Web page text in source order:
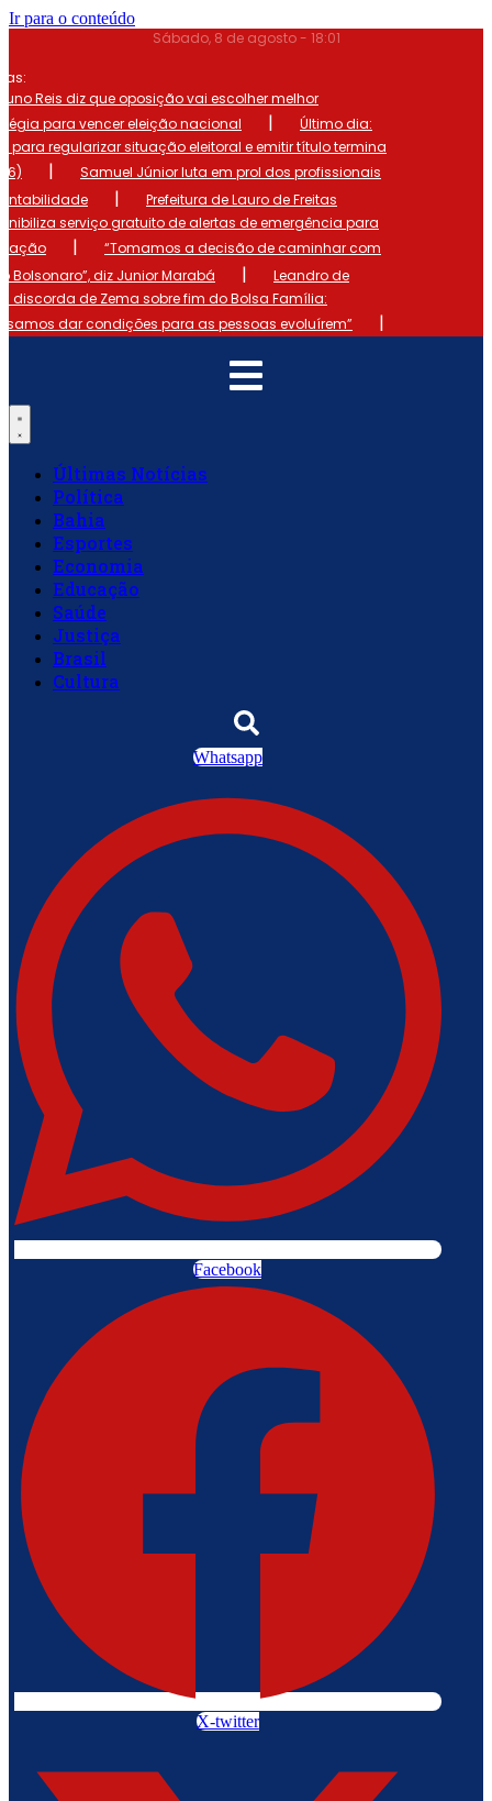
Ir para o conteúdo
Sábado, 8 de agosto - 18:01
Reis diz que oposição vai escolher melhor
para vencer eleição nacional
|
Último dia:
para regularizar situação eleitoral e emitir título termina
|
Samuel Júnior luta em prol dos profissionais
|
Prefeitura de Lauro de Freitas
serviço gratuito de alertas de emergência para
|
“Tomamos a decisão de caminhar com
Bolsonaro”, diz Junior Marabá
|
Leandro de
discorda de Zema sobre fim do Bolsa Família:
dar condições para as pessoas evoluírem”
|
Últimas Notícias
Política
Bahia
Esportes
Economia
Educação
Saúde
Justiça
Brasil
Cultura
Whatsapp
Facebook
X-twitter